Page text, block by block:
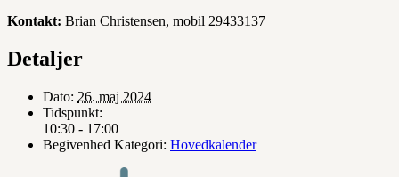
Kontakt: Brian Christensen, mobil 29433137
Detaljer
Dato: 26. maj 2024
Tidspunkt:
10:30 - 17:00
Begivenhed Kategori: Hovedkalender